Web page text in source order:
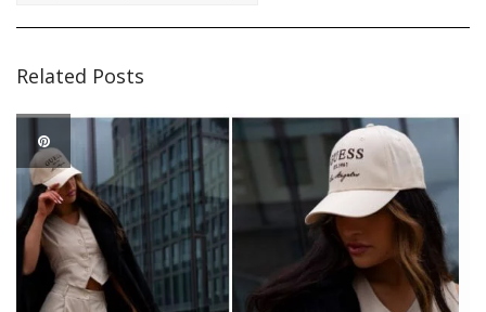
Related Posts